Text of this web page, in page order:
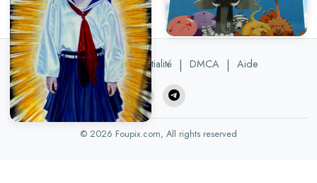
Politique de confidentialité | DMCA | Aide
© 2026 Foupix.com, All rights reserved